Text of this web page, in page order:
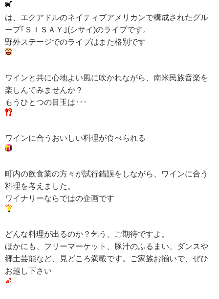
は、エクアドルのネイティブアメリカンで構成されたグル
ープ｢ＳＩＳＡＹ｣(シサイ)のライブです。
野外ステージでのライブはまた格別です
ワインと共に心地よい風に吹かれながら、南米民族音楽を
楽しんでみませんか？
もうひとつの目玉は･･･
ワインに合うおいしい料理が食べられる
町内の飲食業の方々が試行錯誤をしながら、ワインに合う
料理を考えました。
ワイナリーならではの企画です
どんな料理が出るのか？乞う、ご期待ですよ。
ほかにも、フリーマーケット、豚汁のふるまい、ダンスや
郷土芸能など、見どころ満載です。ご家族お揃いで、ぜひ
お越し下さい